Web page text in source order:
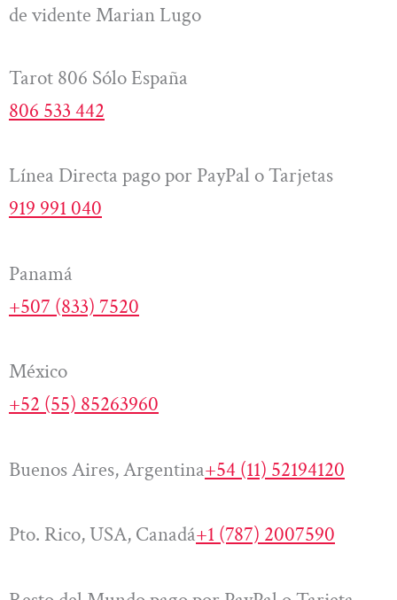
de vidente Marian Lugo
Tarot 806 Sólo España
806 533 442
Línea Directa pago por PayPal o Tarjetas
919 991 040
Panamá
+507 (833) 7520
México
+52 (55) 85263960
Buenos Aires, Argentina+54 (11) 52194120
Pto. Rico, USA, Canadá+1 (787) 2007590